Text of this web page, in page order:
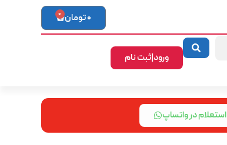
ورود|ثبت نام
0تومان 0
استعلام در واتساپ